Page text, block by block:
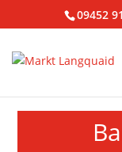
09452